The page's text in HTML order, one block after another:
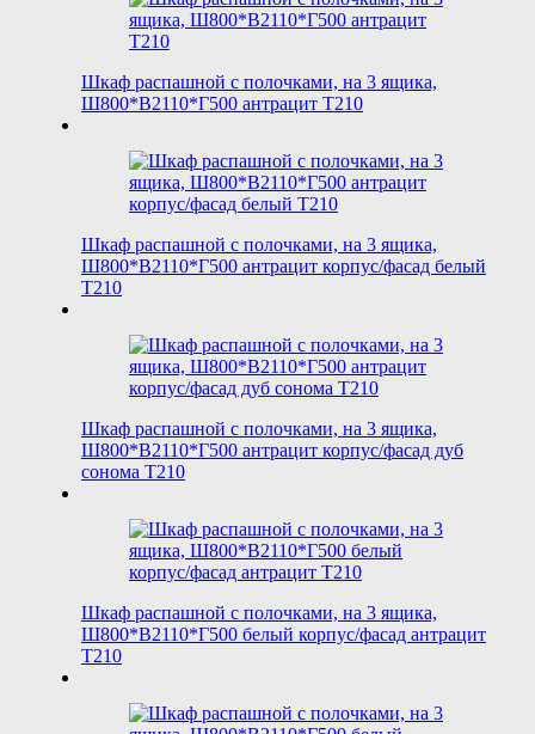
Шкаф распашной с полочками, на 3 ящика,
Ш800*В2110*Г500 антрацит T210
Шкаф распашной с полочками, на 3 ящика,
Ш800*В2110*Г500 антрацит корпус/фасад белый
T210
Шкаф распашной с полочками, на 3 ящика,
Ш800*В2110*Г500 антрацит корпус/фасад дуб
сонома T210
Шкаф распашной с полочками, на 3 ящика,
Ш800*В2110*Г500 белый корпус/фасад антрацит
T210